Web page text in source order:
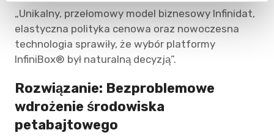
„Unikalny, przełomowy model biznesowy Infinidat,
elastyczna polityka cenowa oraz nowoczesna
technologia sprawiły, że wybór platformy
InfiniBox® był naturalną decyzją”.
Rozwiązanie: Bezproblemowe
wdrożenie środowiska
petabajtowego